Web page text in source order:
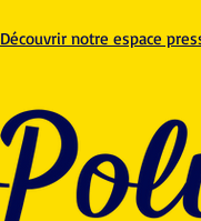
Découvrir notre espace